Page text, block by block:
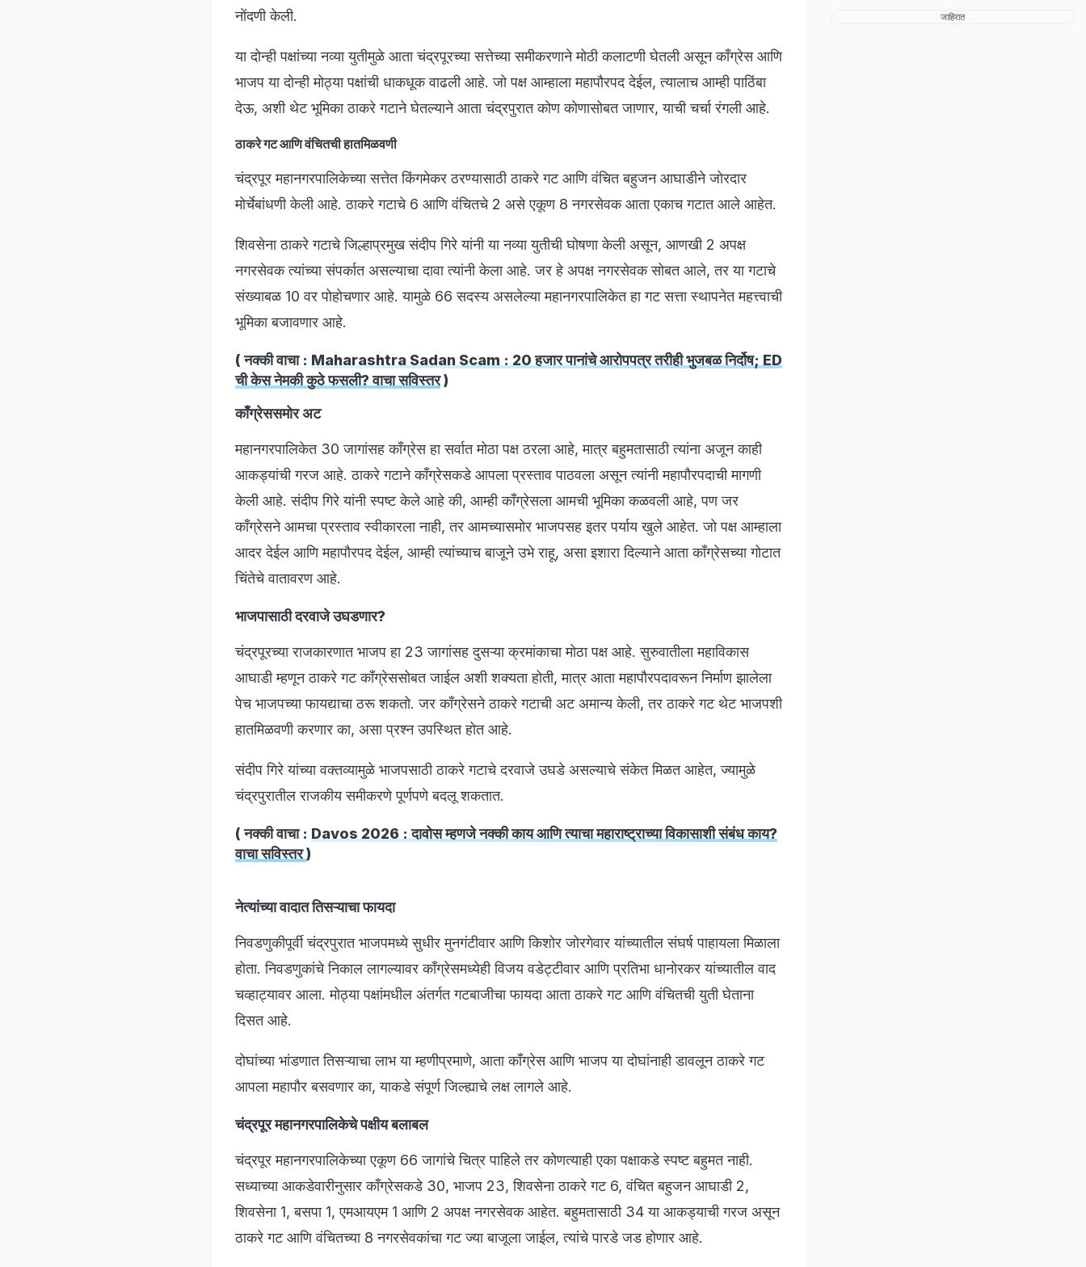
नोंदणी केली.
या दोन्ही पक्षांच्या नव्या युतीमुळे आता चंद्रपूरच्या सत्तेच्या समीकरणाने मोठी कलाटणी घेतली असून काँग्रेस आणि
भाजप या दोन्ही मोठ्या पक्षांची धाकधूक वाढली आहे. जो पक्ष आम्हाला महापौरपद देईल, त्यालाच आम्ही पाठिंबा
देऊ, अशी थेट भूमिका ठाकरे गटाने घेतल्याने आता चंद्रपुरात कोण कोणासोबत जाणार, याची चर्चा रंगली आहे.
ठाकरे गट आणि वंचितची हातमिळवणी
चंद्रपूर महानगरपालिकेच्या सत्तेत किंगमेकर ठरण्यासाठी ठाकरे गट आणि वंचित बहुजन आघाडीने जोरदार
मोर्चेबांधणी केली आहे. ठाकरे गटाचे 6 आणि वंचितचे 2 असे एकूण 8 नगरसेवक आता एकाच गटात आले आहेत.
शिवसेना ठाकरे गटाचे जिल्हाप्रमुख संदीप गिरे यांनी या नव्या युतीची घोषणा केली असून, आणखी 2 अपक्ष
नगरसेवक त्यांच्या संपर्कात असल्याचा दावा त्यांनी केला आहे. जर हे अपक्ष नगरसेवक सोबत आले, तर या गटाचे
संख्याबळ 10 वर पोहोचणार आहे. यामुळे 66 सदस्य असलेल्या महानगरपालिकेत हा गट सत्ता स्थापनेत महत्त्वाची
भूमिका बजावणार आहे.
( नक्की वाचा : Maharashtra Sadan Scam : 20 हजार पानांचे आरोपपत्र तरीही भुजबळ निर्दोष; ED
ची केस नेमकी कुठे फसली? वाचा सविस्तर)
काँग्रेससमोर अट
महानगरपालिकेत 30 जागांसह काँग्रेस हा सर्वात मोठा पक्ष ठरला आहे, मात्र बहुमतासाठी त्यांना अजून काही
आकड्यांची गरज आहे. ठाकरे गटाने काँग्रेसकडे आपला प्रस्ताव पाठवला असून त्यांनी महापौरपदाची मागणी
केली आहे. संदीप गिरे यांनी स्पष्ट केले आहे की, आम्ही काँग्रेसला आमची भूमिका कळवली आहे, पण जर
काँग्रेसने आमचा प्रस्ताव स्वीकारला नाही, तर आमच्यासमोर भाजपसह इतर पर्याय खुले आहेत. जो पक्ष आम्हाला
आदर देईल आणि महापौरपद देईल, आम्ही त्यांच्याच बाजूने उभे राहू, असा इशारा दिल्याने आता काँग्रेसच्या गोटात
चिंतेचे वातावरण आहे.
भाजपासाठी दरवाजे उघडणार?
चंद्रपूरच्या राजकारणात भाजप हा 23 जागांसह दुसऱ्या क्रमांकाचा मोठा पक्ष आहे. सुरुवातीला महाविकास
आघाडी म्हणून ठाकरे गट काँग्रेससोबत जाईल अशी शक्यता होती, मात्र आता महापौरपदावरून निर्माण झालेला
पेच भाजपच्या फायद्याचा ठरू शकतो. जर काँग्रेसने ठाकरे गटाची अट अमान्य केली, तर ठाकरे गट थेट भाजपशी
हातमिळवणी करणार का, असा प्रश्न उपस्थित होत आहे.
संदीप गिरे यांच्या वक्तव्यामुळे भाजपसाठी ठाकरे गटाचे दरवाजे उघडे असल्याचे संकेत मिळत आहेत, ज्यामुळे
चंद्रपुरातील राजकीय समीकरणे पूर्णपणे बदलू शकतात.
( नक्की वाचा : Davos 2026 : दावोस म्हणजे नक्की काय आणि त्याचा महाराष्ट्राच्या विकासाशी संबंध काय?
वाचा सविस्तर)
नेत्यांच्या वादात तिसऱ्याचा फायदा
निवडणुकीपूर्वी चंद्रपुरात भाजपमध्ये सुधीर मुनगंटीवार आणि किशोर जोरगेवार यांच्यातील संघर्ष पाहायला मिळाला
होता. निवडणुकांचे निकाल लागल्यावर काँग्रेसमध्येही विजय वडेट्टीवार आणि प्रतिभा धानोरकर यांच्यातील वाद
चव्हाट्यावर आला. मोठ्या पक्षांमधील अंतर्गत गटबाजीचा फायदा आता ठाकरे गट आणि वंचितची युती घेताना
दिसत आहे.
दोघांच्या भांडणात तिसऱ्याचा लाभ या म्हणीप्रमाणे, आता काँग्रेस आणि भाजप या दोघांनाही डावलून ठाकरे गट
आपला महापौर बसवणार का, याकडे संपूर्ण जिल्ह्याचे लक्ष लागले आहे.
चंद्रपूर महानगरपालिकेचे पक्षीय बलाबल
चंद्रपूर महानगरपालिकेच्या एकूण 66 जागांचे चित्र पाहिले तर कोणत्याही एका पक्षाकडे स्पष्ट बहुमत नाही.
सध्याच्या आकडेवारीनुसार काँग्रेसकडे 30, भाजप 23, शिवसेना ठाकरे गट 6, वंचित बहुजन आघाडी 2,
शिवसेना 1, बसपा 1, एमआयएम 1 आणि 2 अपक्ष नगरसेवक आहेत. बहुमतासाठी 34 या आकड्याची गरज असून
ठाकरे गट आणि वंचितच्या 8 नगरसेवकांचा गट ज्या बाजूला जाईल, त्यांचे पारडे जड होणार आहे.
जाहिरात